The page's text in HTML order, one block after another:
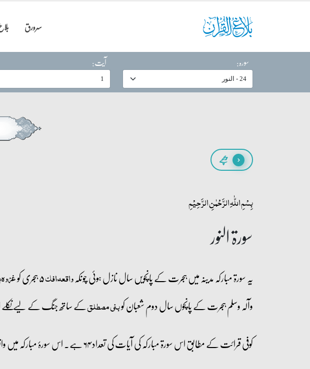
سرورق
سورہ:
آیت:
پیچھے
بِسۡمِ اللّٰہِ الرَّحۡمٰنِ الرَّحِیۡمِ
سورۃ النور
یہ سورۃ مبارکہ مدینہ میں ہجرت کے پانچویں سال نازل ہوئی چونکہواقعۂ افک۵ ہجری کو
وآلہ وسلم ہجرت کے پانچوں سال دوم شعبان کوبنی مصطلقکے ساتھ جنگ کے لیے نکلے
کوفی قرائت کے مطابق اس سورۃ مبارکہ کی آیات کی تعداد ۶۴ ہے۔ اس سورۂ مبارکہ میں واقعہ افک کے علاوہ اسلام کے حیات آفرین نظام کے بعض اہم قوانین کا ذکر ہے۔